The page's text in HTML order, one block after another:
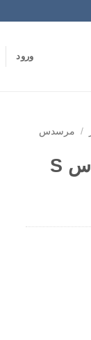
ورود
/ مرسدس
رینگ مرسدس بنز کلاس S